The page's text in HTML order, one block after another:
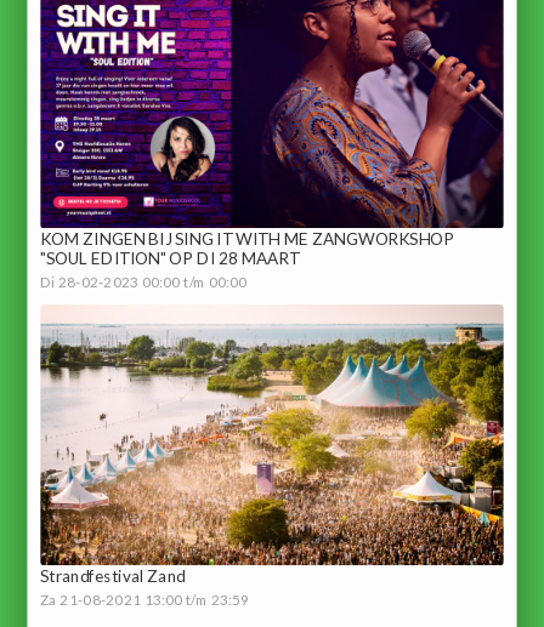
KOM ZINGEN BIJ SING IT WITH ME ZANGWORKSHOP
"SOUL EDITION" OP DI 28 MAART
Di 28-02-2023 00:00 t/m 00:00
Strandfestival Zand
Za 21-08-2021 13:00 t/m 23:59